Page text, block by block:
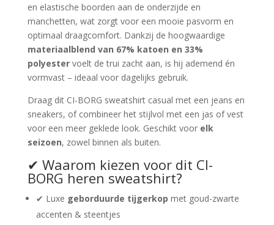
en elastische boorden aan de onderzijde en
manchetten, wat zorgt voor een mooie pasvorm en
optimaal draagcomfort. Dankzij de hoogwaardige
materiaalblend van 67% katoen en 33%
polyestervoelt de trui zacht aan, is hij ademend én
vormvast – ideaal voor dagelijks gebruik.
Draag dit CI-BORG sweatshirt casual met een jeans en
sneakers, of combineer het stijlvol met een jas of vest
voor een meer geklede look. Geschikt voor elk
seizoen, zowel binnen als buiten.
✔ Waarom kiezen voor dit CI-
BORG heren sweatshirt?
✔ Luxe geborduurde tijgerkop met goud-zwarte
accenten & steentjes